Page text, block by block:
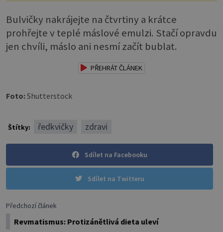
Bulvičky nakrájejte na čtvrtiny a krátce
prohřejte v teplé máslové emulzi. Stačí opravdu
jen chvíli, máslo ani nesmí začít bublat.
PŘEHRÁT ČLÁNEK
Foto:Shutterstock
Štítky: ředkvičky zdravi
Sdílet na Facebooku
Sdílet na Twitteru
Předchozí článek
Revmatismus: Protizánětlivá dieta uleví